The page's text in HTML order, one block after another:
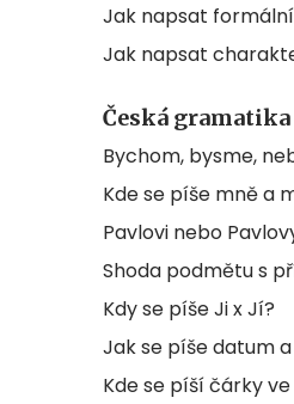
Jak napsat
Jak napsat
Česká gramatika
Bychom, bysme,
Kde se píše mně a
Pavlovi nebo
Shoda podmětu s
Kdy se píše Ji x Jí?
Jak se píše datum
Kde se píší čárky